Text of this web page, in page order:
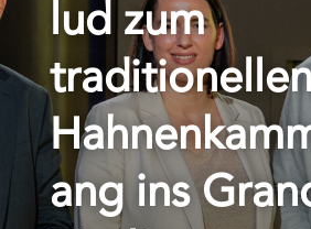
lud zum
traditionellen
ang ins